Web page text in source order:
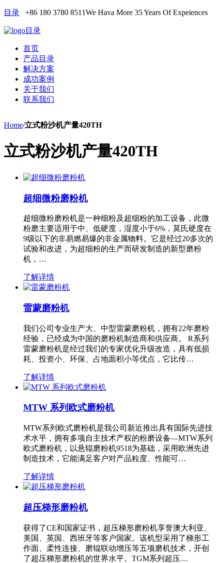
目录 +86 180 3780 8511We Hava More 35 Years Of Expeiences
目录
首页
产品目录
解决方案
成功案例
关于我们
联系我们
Home/立式粉沙机产量420TH
立式粉沙机产量420TH
超细微粉磨粉机
超细微粉磨粉机是一种细粉及超细粉的加工设备，此微
粉磨主要适用于中、低硬度，湿度小于6%，莫氏硬度在
9级以下的非易燃易爆的非金属物料。它是经过20多次的
试验和改进，为超细粉的生产而研发制造的新型磨粉
机，…
了解详情
雷蒙磨粉机
我们公司专业生产大、中型雷蒙磨粉机，拥有22年磨粉
经验，已经成为中国的磨粉机制造商和供应商。 R系列
雷蒙磨粉机是经过我们的专家优化升级改造，具有低损
耗、投资小、环保、占地面积小等优点，它比传…
了解详情
MTW 系列欧式磨粉机
MTW系列欧式磨粉机是我公司新近推出具有国际先进技
术水平，拥有多项自主技术产权的粉磨设备—MTW系列
欧式磨粉机，以悬辊磨粉机9518为基础，采用欧洲先进
制造技术，它能满足客户对产品粒度、性能可…
了解详情
超压梯形磨粉机
获得了CE和国家证书，超压梯形磨粉机享誉澳大利亚、
美国、英国、西班牙等客户国家。该机型采用了梯形工
作面、柔性连接、磨辊联动增压等五项磨机技术，开创
了超压梯形磨粉机的世界水平。TGM系列超压…